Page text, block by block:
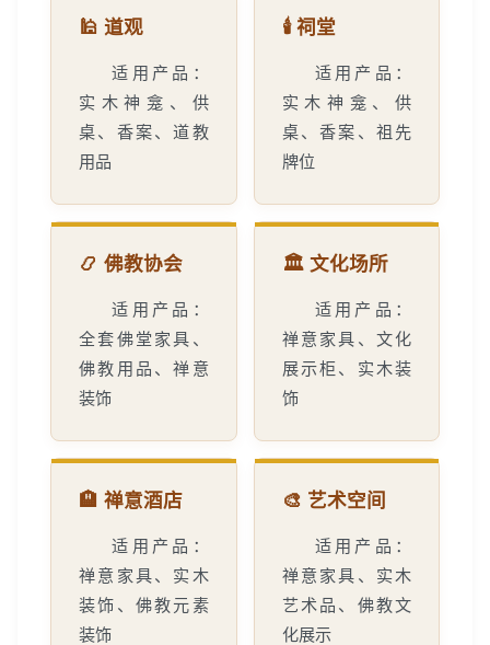
🕌 道观
适用产品：
实木神龛、供
桌、香案、道教
用品
🕯️ 祠堂
适用产品：
实木神龛、供
桌、香案、祖先
牌位
📿 佛教协会
适用产品：
全套佛堂家具、
佛教用品、禅意
装饰
🏛️ 文化场所
适用产品：
禅意家具、文化
展示柜、实木装
饰
🏨 禅意酒店
适用产品：
禅意家具、实木
装饰、佛教元素
装饰
🎨 艺术空间
适用产品：
禅意家具、实木
艺术品、佛教文
化展示